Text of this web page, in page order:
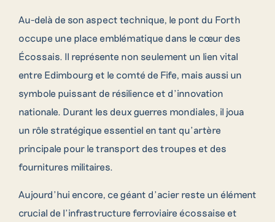
Au-delà de son aspect technique, le pont du Forth
occupe une place emblématique dans le cœur des
Écossais. Il représente non seulement un lien vital
entre Edimbourg et le comté de Fife, mais aussi un
symbole puissant de résilience et d’innovation
nationale. Durant les deux guerres mondiales, il joua
un rôle stratégique essentiel en tant qu’artère
principale pour le transport des troupes et des
fournitures militaires.
Aujourd’hui encore, ce géant d’acier reste un élément
crucial de l’infrastructure ferroviaire écossaise et